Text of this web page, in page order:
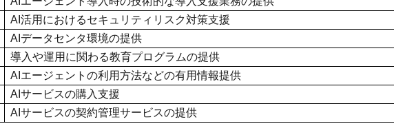
AI活用におけるセキュリティリスク対策支援
AIデータセンタ環境の提供
導入や運用に関わる教育プログラムの提供
AIエージェントの利用方法などの有用情報提供
AIサービスの購入支援
AIサービスの契約管理サービスの提供